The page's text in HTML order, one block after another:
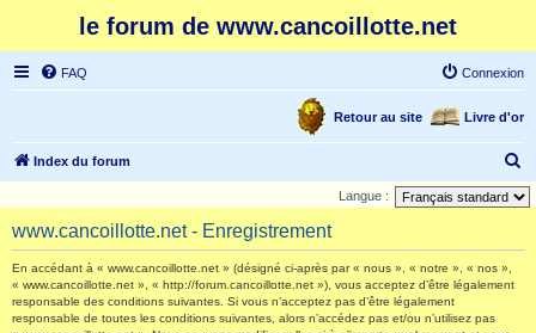
le forum de www.cancoillotte.net
FAQ Connexion
Livre d'or
Retour au site
Index du forum
e
Langue :
www.cancoillotte.net - Enregistrement
En accédant à « www.cancoillotte.net » (désigné ci-après par « nous », « notre », « nos »,
« www.cancoillotte.net », « http://forum.cancoillotte.net »), vous acceptez d’être légalement
responsable des conditions suivantes. Si vous n’acceptez pas d’être légalement
responsable de toutes les conditions suivantes, alors n’accédez pas et/ou n’utilisez pas